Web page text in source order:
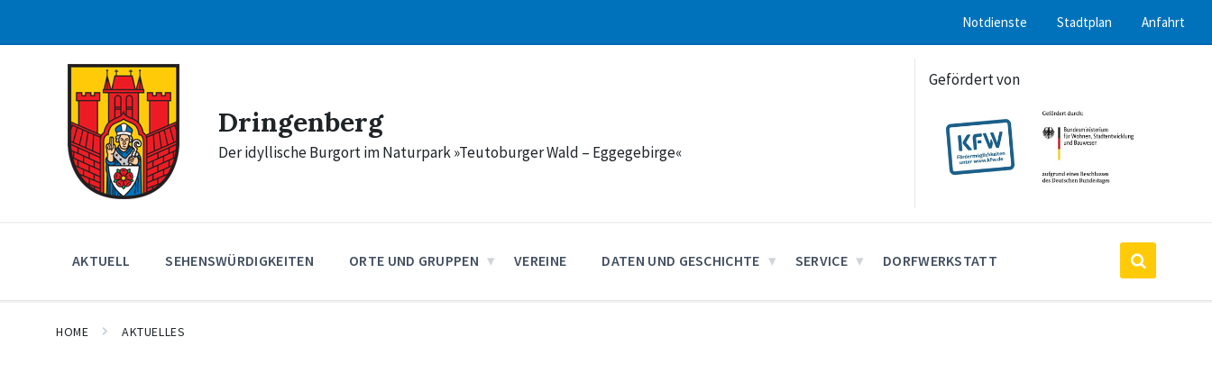
content
main
footer
Notdienste Stadtplan Anfahrt
Dringenberg
Der idyllische Burgort im Naturpark »Teutoburger Wald – Eggegebirge«
Gefördert von
AKTUELL SEHENSWÜRDIGKEITEN ORTE UND GRUPPEN VEREINE DATEN UND GESCHICHTE SERVICE DORFWERKSTATT
HOME AKTUELLES